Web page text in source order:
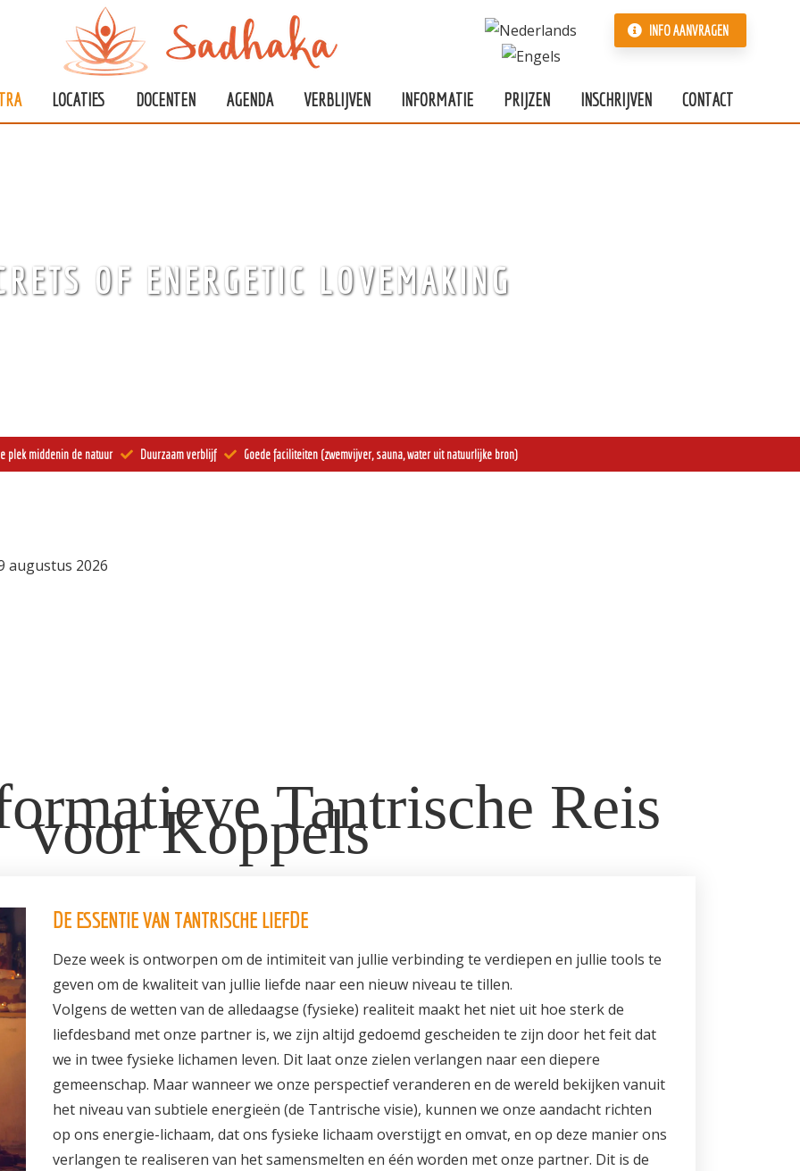
INFO AANVRAGEN
LOCATIES DOCENTEN AGENDA VERBLIJVEN INFORMATIE PRIJZEN INSCHRIJVEN CONTACT
OF ENERGETIC LOVEMAKING
plek middenin de natuur Duurzaam verblijf Goede faciliteiten (zwemvijver, sauna, water uit natuurlijke bron)
augustus 2026
Tantrische Reis
voor Koppels
DE ESSENTIE VAN TANTRISCHE LIEFDE
Deze week is ontworpen om de intimiteit van jullie verbinding te verdiepen en jullie tools te
geven om de kwaliteit van jullie liefde naar een nieuw niveau te tillen.
Volgens de wetten van de alledaagse (fysieke) realiteit maakt het niet uit hoe sterk de
liefdesband met onze partner is, we zijn altijd gedoemd gescheiden te zijn door het feit dat
we in twee fysieke lichamen leven. Dit laat onze zielen verlangen naar een diepere
gemeenschap. Maar wanneer we onze perspectief veranderen en de wereld bekijken vanuit
het niveau van subtiele energieën (de Tantrische visie), kunnen we onze aandacht richten
op ons energie-lichaam, dat ons fysieke lichaam overstijgt en omvat, en op deze manier ons
verlangen te realiseren van het samensmelten en één worden met onze partner. Dit is de